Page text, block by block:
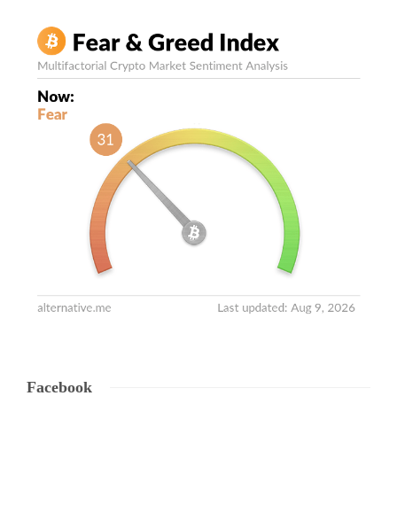
Facebook